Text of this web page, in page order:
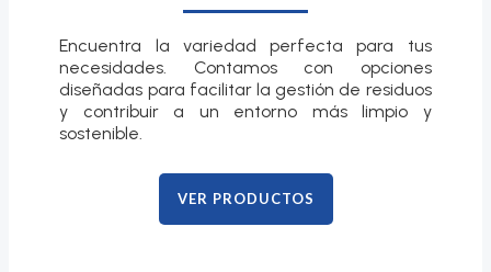
Encuentra la variedad perfecta para tus
necesidades. Contamos con opciones
diseñadas para facilitar la gestión de residuos
y contribuir a un entorno más limpio y
sostenible.
VER PRODUCTOS